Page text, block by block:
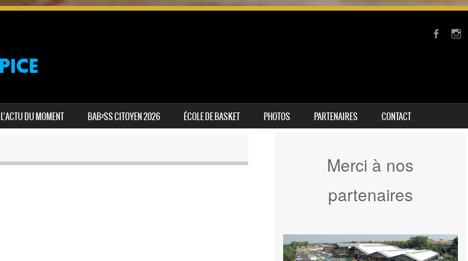
L’ACTU DU MOMENT BAB²SS CITOYEN 2026 ÉCOLE DE BASKET PHOTOS PARTENAIRES CONTACT
Merci à nos
partenaires